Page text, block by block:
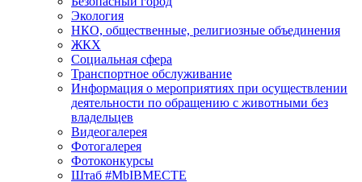
Экология
НКО, общественные, религиозные объединения
ЖКХ
Социальная сфера
Транспортное обслуживание
Информация о мероприятиях при осуществлении
деятельности по обращению с животными без
владельцев
Видеогалерея
Фотогалерея
Фотоконкурсы
Штаб #MbIBMECTE